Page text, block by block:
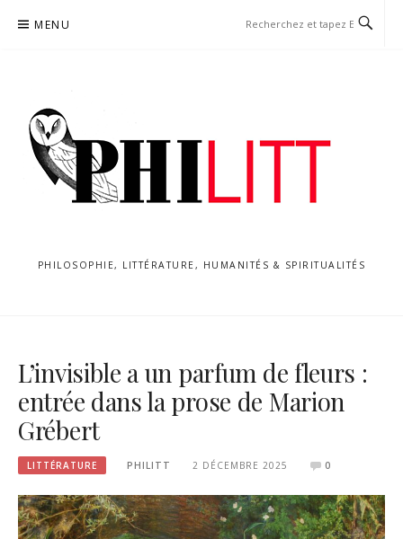
MENU
PHILOSOPHIE, LITTÉRATURE, HUMANITÉS & SPIRITUALITÉS
L’invisible a un parfum de fleurs :
entrée dans la prose de Marion
Grébert
LITTÉRATURE PHILITT 2 DÉCEMBRE 2025 0